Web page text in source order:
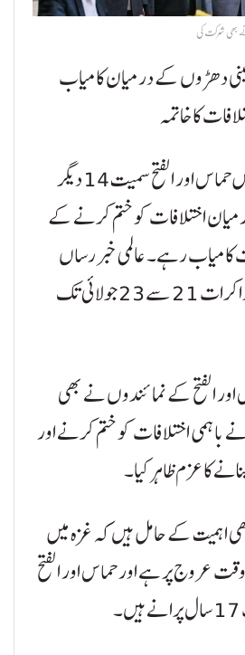
نے بھی شرکت کی
دھڑوں کے درمیان کامیاب
بیجنگ:چین کی ثالثی میں حماس اور الفتح سمیت 14 دیگر
اختلافات کو ختم کرنے کے
کامیاب رہے۔ عالمی خبر رساں
ادارے کے مطابق، مذاکرات 21 سے 23 جولائی تک
الفتح کے نمائندوں نے بھی
باہمی اختلافات کو ختم کرنے اور
کا عزم ظاہر کیا۔
اہمیت کے حامل ہیں کہ غزہ میں
عروج پر ہے اور حماس اور الفتح